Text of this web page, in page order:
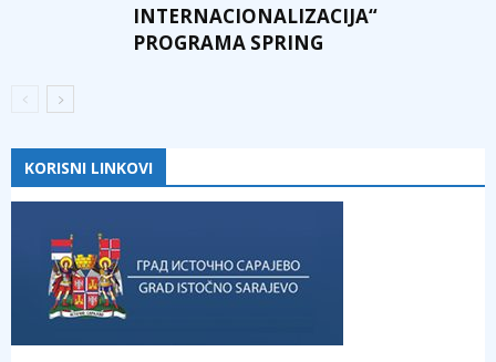
INTERNACIONALIZACIJA“
PROGRAMA SPRING
KORISNI LINKOVI